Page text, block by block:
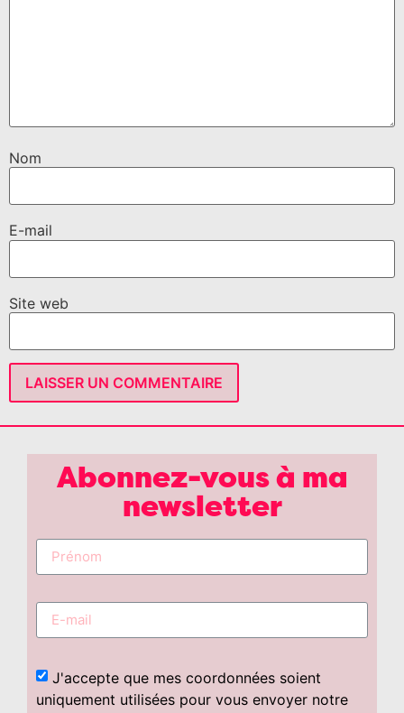
Nom
E-mail
Site web
Abonnez-vous à ma
newsletter
J'accepte que mes coordonnées soient
uniquement utilisées pour vous envoyer notre